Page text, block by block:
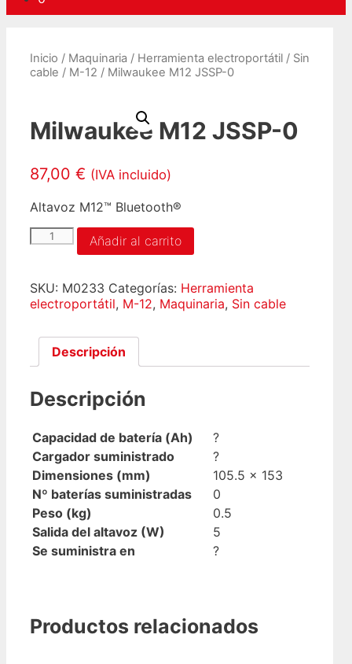
Inicio / Maquinaria / Herramienta electroportátil / Sin
cable / M-12 / Milwaukee M12 JSSP-0
Milwaukee M12 JSSP-0
87,00 € (IVA incluido)
Altavoz M12™ Bluetooth®
Milwaukee
M12
0
cantidad
Añadir al carrito
SKU: M0233 Categorías: Herramienta
electroportátil, M-12, Maquinaria, Sin cable
Descripción
Descripción
Capacidad de batería (Ah)
?
Cargador suministrado
?
Dimensiones (mm)
105.5 x 153
Nº baterías suministradas
0
Peso (kg)
0.5
Salida del altavoz (W)
5
Se suministra en
?
Productos relacionados